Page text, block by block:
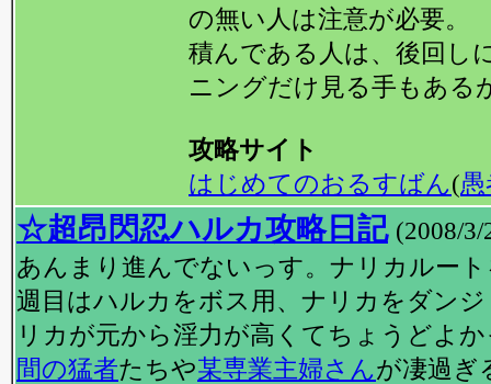
の無い人は注意が必要。
積んである人は、後回し
ニングだけ見る手もある
攻略サイト
はじめてのおるすばん(
☆超昂閃忍ハルカ攻略日記 (2008/3/
あんまり進んでないっす。ナリカルー
週目はハルカをボス用、ナリカをダン
リカが元から淫力が高くてちょうどよ
間の猛者たちや某専業主婦さんが凄過ぎ